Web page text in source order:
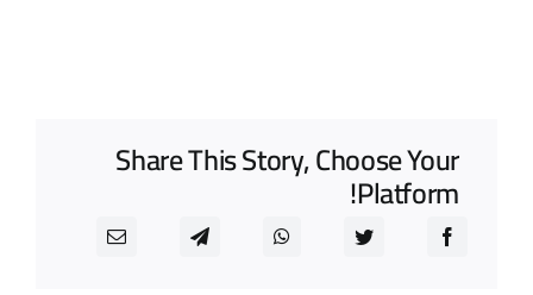
Share This Story, Choose Your
Platform!